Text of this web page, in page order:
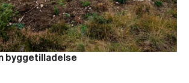
byggetilladelse